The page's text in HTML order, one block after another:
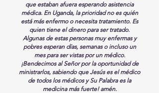
que estaban afuera esperando asistencia
médica. En Uganda, la prioridad no es quién
está más enfermo o necesita tratamiento. Es
quien tiene el dinero para ser tratado.
Algunas de estas personas muy enfermas y
pobres esperan días, semanas o incluso un
mes para ser vistas por un médico.
¡Bendecimos al Señor por la oportunidad de
ministrarlos, sabiendo que Jesús es el médico
de todos los médicos y Su Palabra es la
medicina más fuerte! amén.